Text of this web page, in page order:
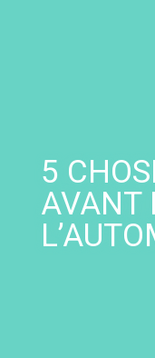
5
AVANT